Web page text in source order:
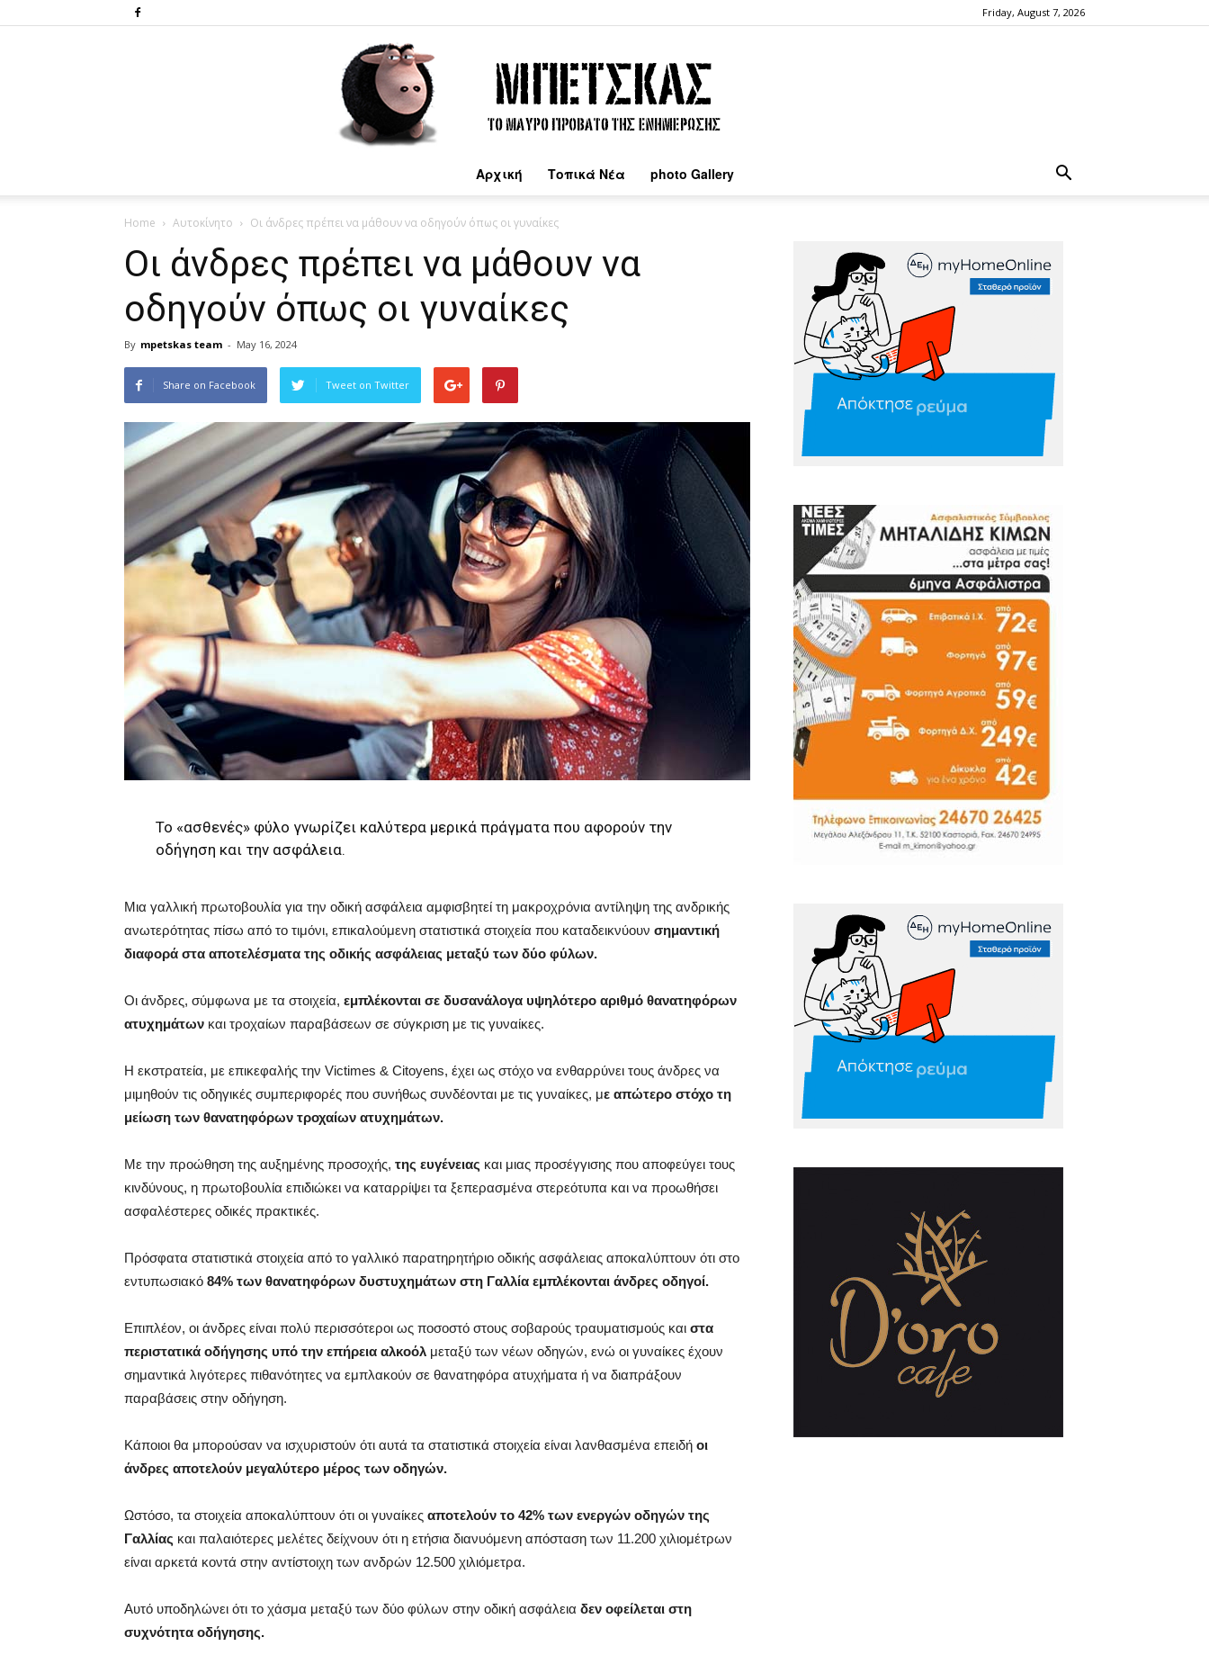
Friday, August 7, 2026
Αρχική Τοπικά Νέα photo Gallery
Home Αυτοκίνητο Οι άνδρες πρέπει να μάθουν να οδηγούν όπως οι γυναίκες
Οι άνδρες πρέπει να μάθουν να
οδηγούν όπως οι γυναίκες
By mpetskas team - May 16, 2024
Share on Facebook Tweet on Twitter
Το «ασθενές» φύλο γνωρίζει καλύτερα μερικά πράγματα που αφορούν την
οδήγηση και την ασφάλεια.
Μια γαλλική πρωτοβουλία για την οδική ασφάλεια αμφισβητεί τη μακροχρόνια αντίληψη της ανδρικής
ανωτερότητας πίσω από το τιμόνι, επικαλούμενη στατιστικά στοιχεία που καταδεικνύουν σημαντική
διαφορά στα αποτελέσματα της οδικής ασφάλειας μεταξύ των δύο φύλων.
Οι άνδρες, σύμφωνα με τα στοιχεία, εμπλέκονται σε δυσανάλογα υψηλότερο αριθμό θανατηφόρων
ατυχημάτων και τροχαίων παραβάσεων σε σύγκριση με τις γυναίκες.
Η εκστρατεία, με επικεφαλής την Victimes & Citoyens, έχει ως στόχο να ενθαρρύνει τους άνδρες να
μιμηθούν τις οδηγικές συμπεριφορές που συνήθως συνδέονται με τις γυναίκες, με απώτερο στόχο τη
μείωση των θανατηφόρων τροχαίων ατυχημάτων.
Με την προώθηση της αυξημένης προσοχής, της ευγένειας και μιας προσέγγισης που αποφεύγει τους
κινδύνους, η πρωτοβουλία επιδιώκει να καταρρίψει τα ξεπερασμένα στερεότυπα και να προωθήσει
ασφαλέστερες οδικές πρακτικές.
Πρόσφατα στατιστικά στοιχεία από το γαλλικό παρατηρητήριο οδικής ασφάλειας αποκαλύπτουν ότι στο
εντυπωσιακό 84% των θανατηφόρων δυστυχημάτων στη Γαλλία εμπλέκονται άνδρες οδηγοί.
Επιπλέον, οι άνδρες είναι πολύ περισσότεροι ως ποσοστό στους σοβαρούς τραυματισμούς και στα
περιστατικά οδήγησης υπό την επήρεια αλκοόλ μεταξύ των νέων οδηγών, ενώ οι γυναίκες έχουν
σημαντικά λιγότερες πιθανότητες να εμπλακούν σε θανατηφόρα ατυχήματα ή να διαπράξουν
παραβάσεις στην οδήγηση.
Κάποιοι θα μπορούσαν να ισχυριστούν ότι αυτά τα στατιστικά στοιχεία είναι λανθασμένα επειδή οι
άνδρες αποτελούν μεγαλύτερο μέρος των οδηγών.
Ωστόσο, τα στοιχεία αποκαλύπτουν ότι οι γυναίκες αποτελούν το 42% των ενεργών οδηγών της
Γαλλίας και παλαιότερες μελέτες δείχνουν ότι η ετήσια διανυόμενη απόσταση των 11.200 χιλιομέτρων
είναι αρκετά κοντά στην αντίστοιχη των ανδρών 12.500 χιλιόμετρα.
Αυτό υποδηλώνει ότι το χάσμα μεταξύ των δύο φύλων στην οδική ασφάλεια δεν οφείλεται στη
συχνότητα οδήγησης.